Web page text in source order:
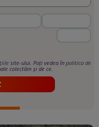
site-ului. Poți vedea în politica de
colectăm și de ce.